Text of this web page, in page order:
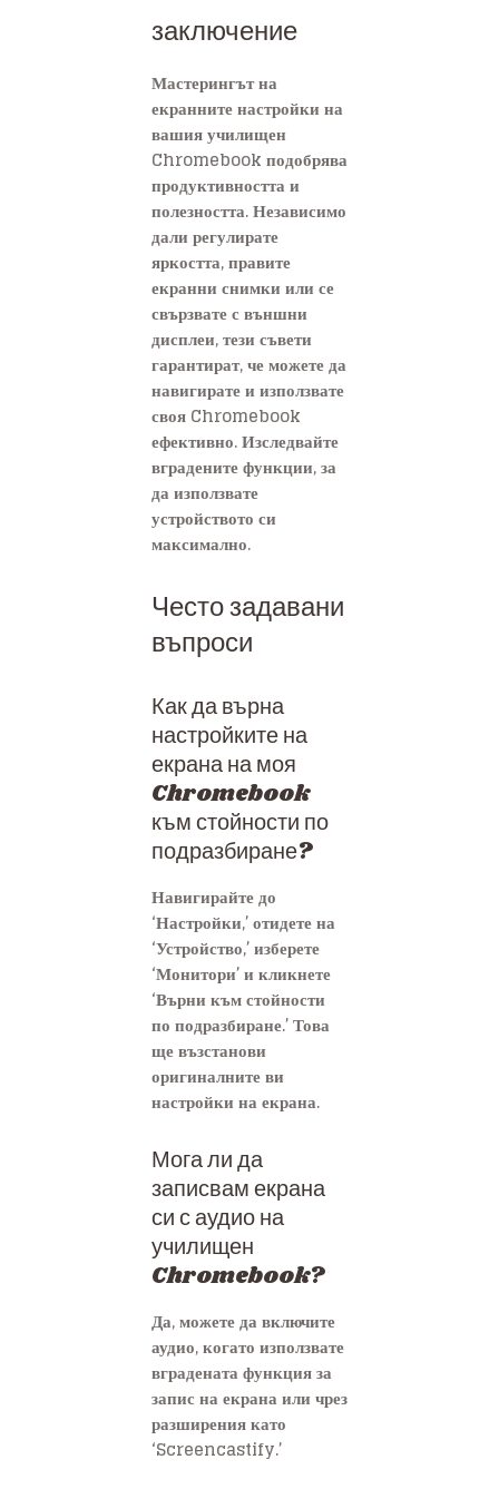
заключение
Мастерингът на
екранните настройки на
вашия училищен
Chromebook подобрява
продуктивността и
полезността. Независимо
дали регулирате
яркостта, правите
екранни снимки или се
свързвате с външни
дисплеи, тези съвети
гарантират, че можете да
навигирате и използвате
своя Chromebook
ефективно. Изследвайте
вградените функции, за
да използвате
устройството си
максимално.
Често задавани
въпроси
Как да върна
настройките на
екрана на моя
Chromebook
към стойности по
подразбиране?
Навигирайте до
‘Настройки,’ отидете на
‘Устройство,’ изберете
‘Монитори’ и кликнете
‘Върни към стойности
по подразбиране.’ Това
ще възстанови
оригиналните ви
настройки на екрана.
Мога ли да
записвам екрана
си с аудио на
училищен
Chromebook?
Да, можете да включите
аудио, когато използвате
вградената функция за
запис на екрана или чрез
разширения като
‘Screencastify.’